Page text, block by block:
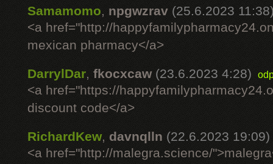
Samamomo,npgwzrav (25.6.2023
<a href="http://
mexican pharmacy</a>
DarrylDar, fkocxcaw (23.6.2023 4:28)
<a href="https://
discount code</a>
RichardKew,davnqlln (22.6.2023 19:09)
<a href="http://malegra.science/